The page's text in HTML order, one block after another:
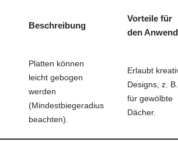
Beschreibung
Vorteile für
den
Platten können
leicht gebogen
werden
(Mindestbiegeradius
beachten).
Erlaubt
Designs, z. B.
für gewölbte
Dächer.